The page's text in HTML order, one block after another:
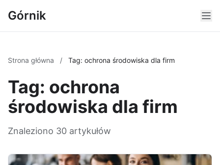
Górnik
Strona główna / Tag: ochrona środowiska dla firm
Tag: ochrona
środowiska dla firm
Znaleziono 30 artykułów